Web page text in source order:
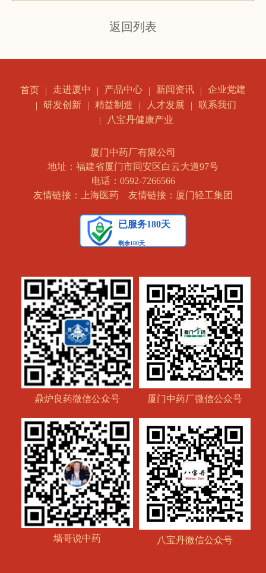
返回列表
首页 走进厦中 产品中心 新闻资讯
企业党建
研发创新
精益制造 人才发展
联系我们
八宝丹健康产业
厦门中药厂有限公司
地址：福建省厦门市同安区白云大道97号
电话：0592-7266566
友情链接：上海医药
友情链接：厦门轻工集团
鼎炉良药微信公众号 厦门中药厂微信公众号
墙哥说中药 八宝丹微信公众号